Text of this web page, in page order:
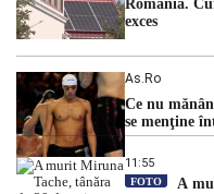
România.
exces
As.ro
Ce nu
se menţine
11:55
FOTO
A